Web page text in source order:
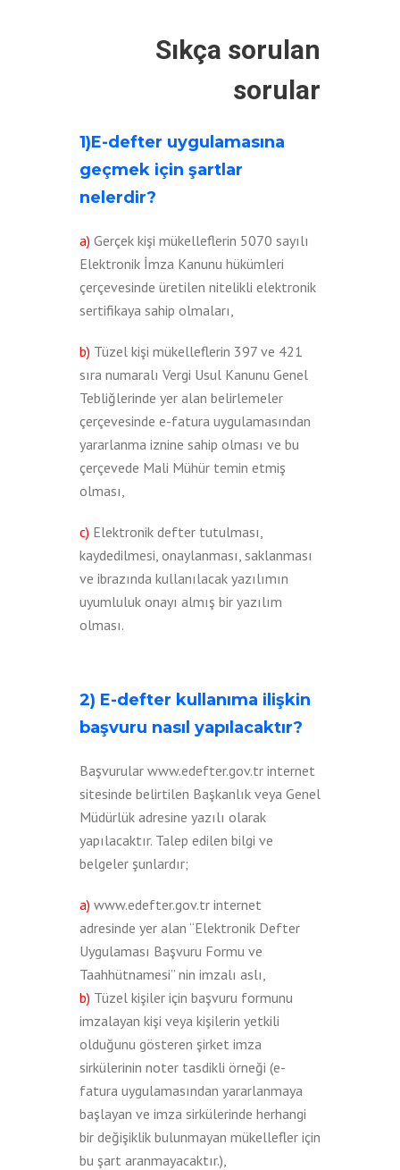
Sıkça sorulan
sorular
1)E-defter uygulamasına
geçmek için şartlar
nelerdir?
a) Gerçek kişi mükelleflerin 5070 sayılı
Elektronik İmza Kanunu hükümleri
çerçevesinde üretilen nitelikli elektronik
sertifikaya sahip olmaları,
b) Tüzel kişi mükelleflerin 397 ve 421
sıra numaralı Vergi Usul Kanunu Genel
Tebliğlerinde yer alan belirlemeler
çerçevesinde e-fatura uygulamasından
yararlanma iznine sahip olması ve bu
çerçevede Mali Mühür temin etmiş
olması,
c) Elektronik defter tutulması,
kaydedilmesi, onaylanması, saklanması
ve ibrazında kullanılacak yazılımın
uyumluluk onayı almış bir yazılım
olması.
2) E-defter kullanıma ilişkin
başvuru nasıl yapılacaktır?
Başvurular www.edefter.gov.tr internet
sitesinde belirtilen Başkanlık veya Genel
Müdürlük adresine yazılı olarak
yapılacaktır. Talep edilen bilgi ve
belgeler şunlardır;
a) www.edefter.gov.tr internet
adresinde yer alan “Elektronik Defter
Uygulaması Başvuru Formu ve
Taahhütnamesi” nin imzalı aslı,
b) Tüzel kişiler için başvuru formunu
imzalayan kişi veya kişilerin yetkili
olduğunu gösteren şirket imza
sirkülerinin noter tasdikli örneği (e-
fatura uygulamasından yararlanmaya
başlayan ve imza sirkülerinde herhangi
bir değişiklik bulunmayan mükellefler için
bu şart aranmayacaktır.),